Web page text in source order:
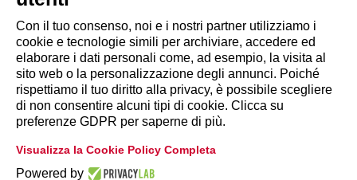
INFORMAZIONI
Disclaimer
Privacy Policy
Cookie Policy|Modifica preferenze
Con il tuo consenso, noi e i nostri partner utilizziamo i
cookie e tecnologie simili per archiviare, accedere ed
elaborare i dati personali come, ad esempio, la visita al
sito web o la personalizzazione degli annunci. Poiché
rispettiamo il tuo diritto alla privacy, è possibile scegliere
di non consentire alcuni tipi di cookie. Clicca su
preferenze GDPR per saperne di più.
Visualizza la Cookie Policy Completa
Powered by